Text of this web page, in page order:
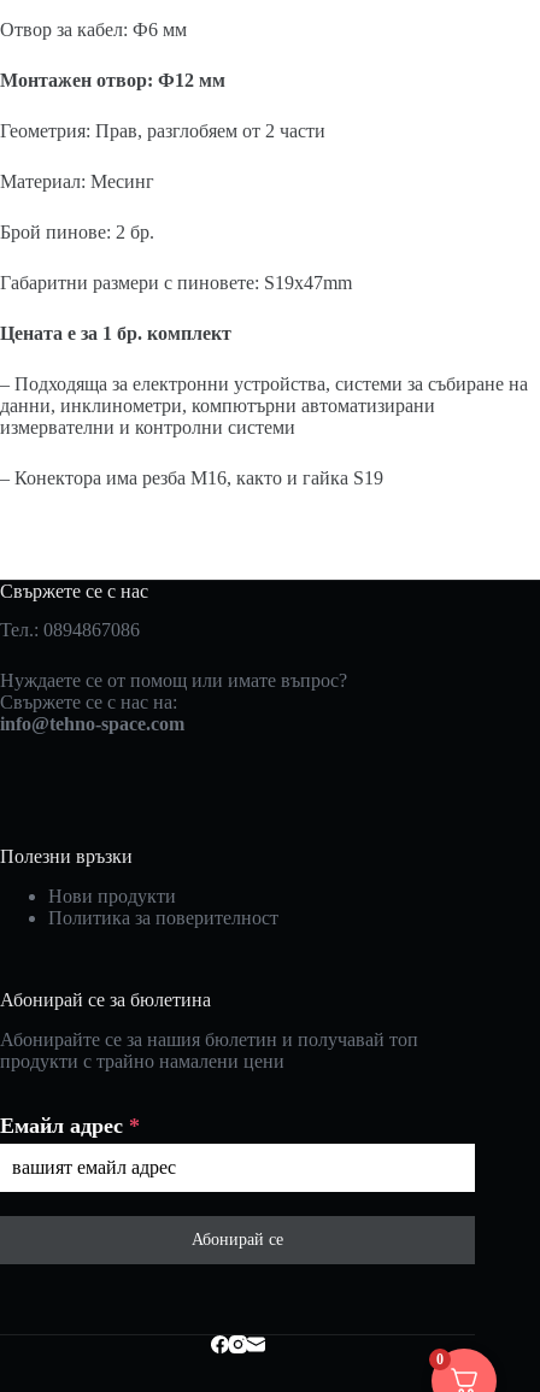
Отвор за кабел: Ф6 мм
Монтажен отвор: Ф12 мм
Геометрия: Прав, разглобяем от 2 части
Материал: Месинг
Брой пинове: 2 бр.
Габаритни размери с пиновете: S19x47mm
Цената е за 1 бр. комплект
– Подходяща за електронни устройства, системи за събиране на
данни, инклинометри, компютърни автоматизирани
измервателни и контролни системи
– Конектора има резба M16, както и гайка S19
Свържете се с нас
Тел.: 0894867086
Нуждаете се от помощ или имате въпрос?
Свържете се с нас на:
info@tehno-space.com
Полезни връзки
Нови продукти
Политика за поверителност
Абонирай се за бюлетина
Абонирайте се за нашия бюлетин и получавай топ
продукти с трайно намалени цени
Емайл адрес *
Абонирай се
0